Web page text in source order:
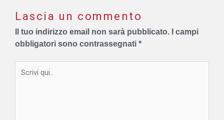
Lascia un commento
Il tuo indirizzo email non sarà pubblicato. I campi
obbligatori sono contrassegnati *